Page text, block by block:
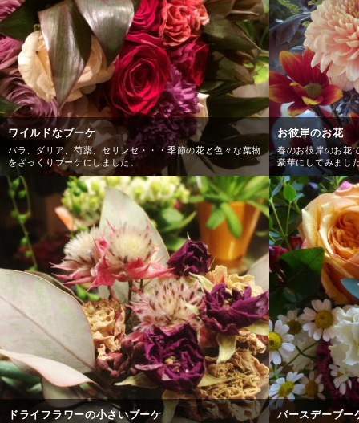
ワイルドなブーケ
バラ、ダリア、芍薬、セリンセ・・・季節の花と色々な葉物
をざっくりブーケにしました。
お彼岸のお花
春のお彼岸のお花
豪華にしてみまし
ドライフラワーの小さいブーケ バースデーブー